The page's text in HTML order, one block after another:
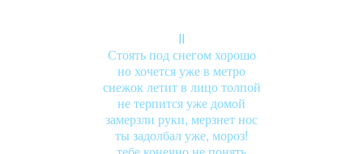
II
Стоять под снегом хорошо
но хочется уже в метро
снежок летит в лицо толпой
не терпится уже домой
замерзли руки, мерзнет нос
ты задолбал уже, мороз!